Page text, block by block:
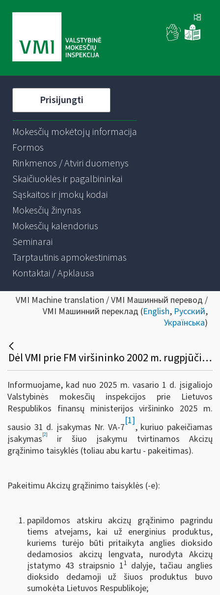
Prisijungti
Mokesčių mokėtojų informacija
Formos
Rinkmenos / Atviri duomenys
Skaičiuoklės ir pagalbininkai
Sąskaitos ir įmokų kodai
Mokesčių žinynas
Mokesčių kalendorius
Seminarai
Tarptautinis apmokestinimas
Kontaktai / Apklausa
VMI Machine translation / VMI Машинный перевод /
VMI Машинний переклад (English, Русский,
Українська)
Dėl VMI prie FM viršininko 2002 m. rugpjūčio 30 d. įsakymo Nr. 255 pakeitimo (sumokėtų akcizų grąžinimas dėl anglies dioksido dedamosios)
Informuojame, kad nuo 2025 m. vasario 1 d. įsigaliojo
Valstybinės mokesčių inspekcijos prie Lietuvos
Respublikos finansų ministerijos viršininko 2025 m.
sausio 31 d. įsakymas Nr. VA-7
[1]
, kuriuo pakeičiamas
įsakymas[2]
ir šiuo įsakymu tvirtinamos Akcizų
grąžinimo taisyklės (toliau abu kartu - pakeitimas).
Pakeitimu Akcizų grąžinimo taisyklės (-e):
papildomos atskiru akcizų grąžinimo pagrindu
tiems atvejams, kai už energinius produktus,
kuriems turėjo būti pritaikyta anglies dioksido
dedamosios akcizų lengvata, nurodyta Akcizų
įstatymo 43 straipsnio 11 dalyje, tačiau anglies
dioksido dedamoji už šiuos produktus buvo
sumokėta Lietuvos Respublikoje;